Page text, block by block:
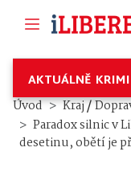
AKTUÁLNĚ KRIMI
Úvod Kraj/
Paradox silnic v
desetinu, obětí je